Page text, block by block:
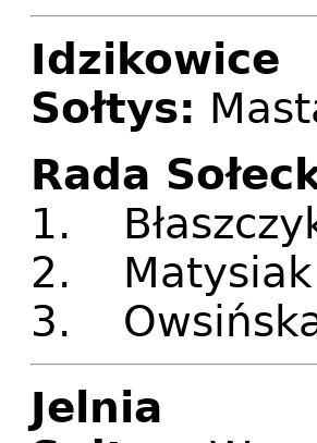
Idzikowice
Sołtys:
Rada
1.
2. Matysiak
3.
Jelnia